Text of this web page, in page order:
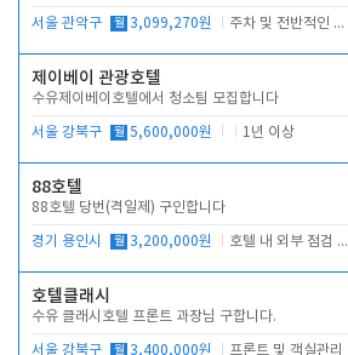
서울 관악구 월 3,099,270원 주차 및 전반적인 당번업무
제이베이 관광호텔
수유제이베이호텔에서 청소팀 모집합니다
서울 강북구 월 5,600,000원 1년 이상
88호텔
88호텔 당번(격일제) 구인합니다
경기 용인시 월 3,200,000원 호텔 내 외부 점검 및 프런트 운영
호텔클래시
수유 클래시호텔 프론트 과장님 구합니다.
서울 강북구 월 3,400,000원 프론트 및 객실관리